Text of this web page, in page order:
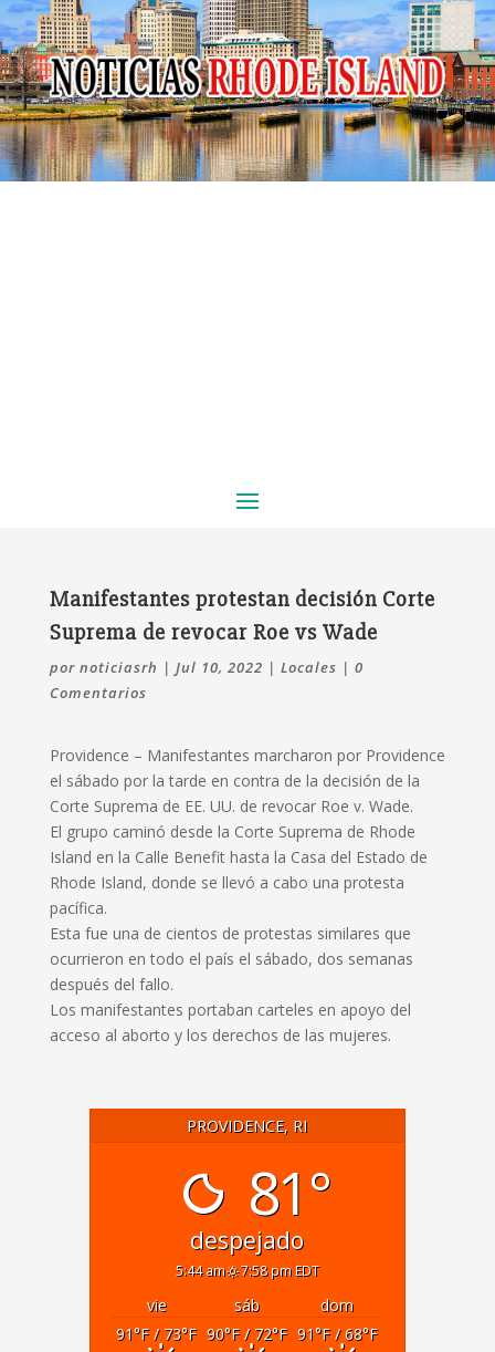
Manifestantes protestan decisión Corte
Suprema de revocar Roe vs Wade
por noticiasrh | Jul 10, 2022 | Locales | 0
Comentarios
Providence – Manifestantes marcharon por Providence
el sábado por la tarde en contra de la decisión de la
Corte Suprema de EE. UU. de revocar Roe v. Wade.
El grupo caminó desde la Corte Suprema de Rhode
Island en la Calle Benefit hasta la Casa del Estado de
Rhode Island, donde se llevó a cabo una protesta
pacífica.
Esta fue una de cientos de protestas similares que
ocurrieron en todo el país el sábado, dos semanas
después del fallo.
Los manifestantes portaban carteles en apoyo del
acceso al aborto y los derechos de las mujeres.
PROVIDENCE, RI
81°
despejado
5:44 am 7:58 pm EDT
vie sáb
dom
91°F/ 73°F 90°F/ 72°F 91°F/ 68°F